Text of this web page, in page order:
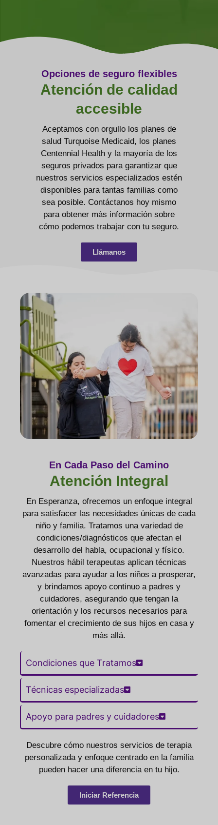
Opciones de seguro flexibles
Atención de calidad
accesible
Aceptamos con orgullo los planes de
salud Turquoise Medicaid, los planes
Centennial Health y la mayoría de los
seguros privados para garantizar que
nuestros servicios especializados estén
disponibles para tantas familias como
sea posible. Contáctanos hoy mismo
para obtener más información sobre
cómo podemos trabajar con tu seguro.
Llámanos
En Cada Paso del Camino
Atención Integral
En Esperanza, ofrecemos un enfoque integral
para satisfacer las necesidades únicas de cada
niño y familia. Tratamos una variedad de
condiciones/diagnósticos que afectan el
desarrollo del habla, ocupacional y físico.
Nuestros hábil terapeutas aplican técnicas
avanzadas para ayudar a los niños a prosperar,
y brindamos apoyo continuo a padres y
cuidadores, asegurando que tengan la
orientación y los recursos necesarios para
fomentar el crecimiento de sus hijos en casa y
más allá.
Condiciones que Tratamos
Técnicas especializadas
Apoyo para padres y cuidadores
Descubre cómo nuestros servicios de terapia
personalizada y enfoque centrado en la familia
pueden hacer una diferencia en tu hijo.
Iniciar Referencia